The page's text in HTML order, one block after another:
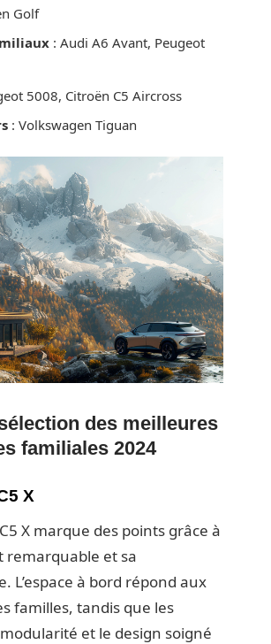
Golf
: Audi A6 Avant, Peugeot
5008, Citroën C5 Aircross
: Volkswagen Tiguan
des meilleures
familiales 2024
X
X marque des points grâce à
remarquable et sa
L’espace à bord répond aux
familles, tandis que les
et le design soigné